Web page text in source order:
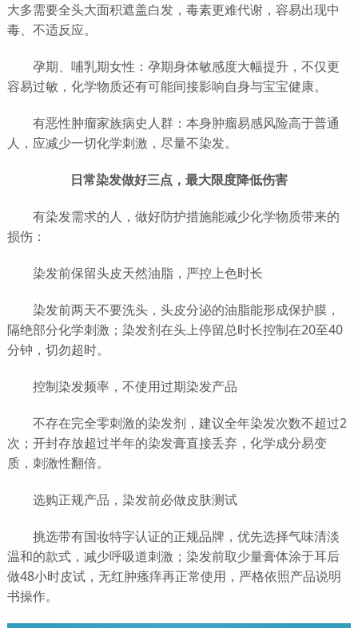
大多需要全头大面积遮盖白发，毒素更难代谢，容易出现中
毒、不适反应。
孕期、哺乳期女性：孕期身体敏感度大幅提升，不仅更
容易过敏，化学物质还有可能间接影响自身与宝宝健康。
有恶性肿瘤家族病史人群：本身肿瘤易感风险高于普通
人，应减少一切化学刺激，尽量不染发。
日常染发做好三点，最大限度降低伤害
有染发需求的人，做好防护措施能减少化学物质带来的
损伤：
染发前保留头皮天然油脂，严控上色时长
染发前两天不要洗头，头皮分泌的油脂能形成保护膜，
隔绝部分化学刺激；染发剂在头上停留总时长控制在20至40
分钟，切勿超时。
控制染发频率，不使用过期染发产品
不存在完全零刺激的染发剂，建议全年染发次数不超过2
次；开封存放超过半年的染发膏直接丢弃，化学成分易变
质，刺激性翻倍。
选购正规产品，染发前必做皮肤测试
挑选带有国妆特字认证的正规品牌，优先选择气味清淡
温和的款式，减少呼吸道刺激；染发前取少量膏体涂于耳后
做48小时皮试，无红肿瘙痒再正常使用，严格依照产品说明
书操作。